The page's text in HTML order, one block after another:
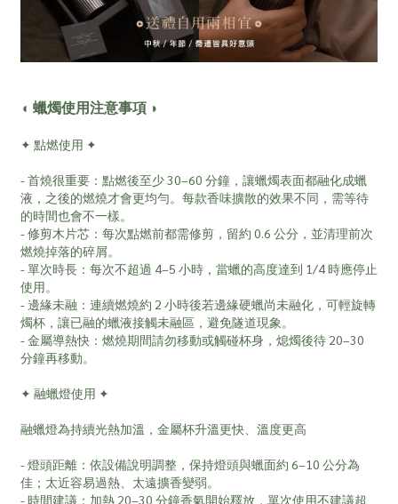
◖ 蠟燭使用注意事項 ◗
✦ 點燃使用 ✦
- 首燒很重要：點燃後至少 30–60 分鐘，讓蠟燭表面都融化成蠟
液，之後的燃燒才會更均勻。每款香味擴散的效果不同，需等待
的時間也會不一樣。
- 修剪木片芯：每次點燃前都需修剪，留約 0.6 公分，並清理前次
燃燒掉落的碎屑。
- 單次時長：每次不超過 4–5 小時，當蠟的高度達到 1/4 時應停止
使用。
- 邊緣未融：連續燃燒約 2 小時後若邊緣硬蠟尚未融化，可輕旋轉
燭杯，讓已融的蠟液接觸未融區，避免隧道現象。
- 金屬導熱快：燃燒期間請勿移動或觸碰杯身，熄燭後待 20–30
分鐘再移動。
✦ 融蠟燈使用 ✦
融蠟燈為持續光熱加溫，金屬杯升溫更快、溫度更高
- 燈頭距離：依設備說明調整，保持燈頭與蠟面約 6–10 公分為
佳；太近容易過熱、太遠擴香變弱。
- 時間建議：加熱 20–30 分鐘香氣開始釋放，單次使用不建議超